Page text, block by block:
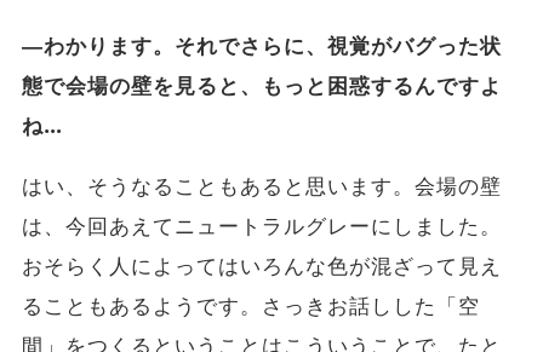
―わかります。それでさらに、視覚がバグった状
態で会場の壁を見ると、もっと困惑するんですよ
ね…
はい、そうなることもあると思います。会場の壁
は、今回あえてニュートラルグレーにしました。
おそらく人によってはいろんな色が混ざって見え
ることもあるようです。さっきお話しした「空
間」をつくるということはこういうことで、たと